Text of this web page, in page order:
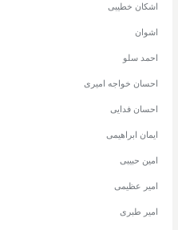
اشکان خطیبی
اشوان
احمد سلو
احسان خواجه امیری
احسان فدایی
ایمان ابراهیمی
امین حبیبی
امیر عظیمی
امیر طبری